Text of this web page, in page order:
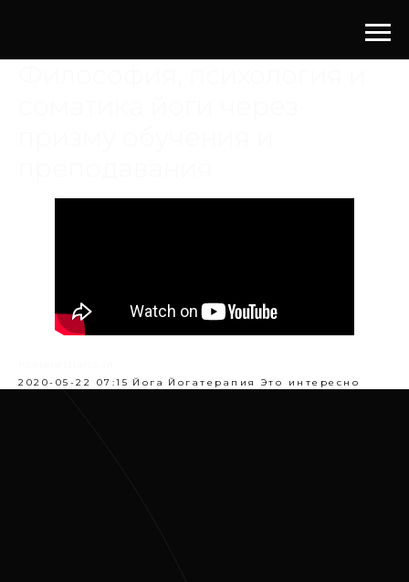
2020-05-22 07:15 Йога Йогатерапия Это интересно